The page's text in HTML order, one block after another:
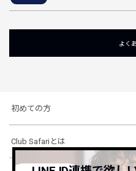
よく
初めての方
Club Safariとは